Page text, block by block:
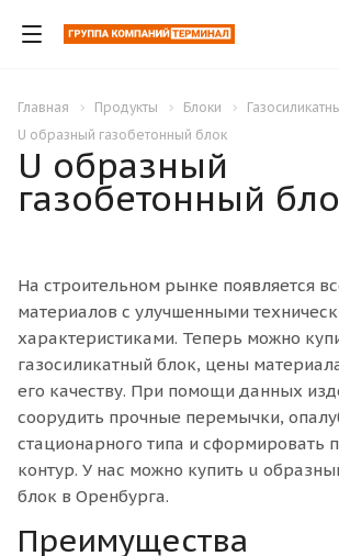
Главная Продукты Блоки
U образный газобетонный блок
U образный
газобетонный
На строительном рынке появляется
материалов с улучшенными
характеристиками. Теперь можно
газосиликатный блок, цены
его качеству. При помощи данных
соорудить прочные перемычки,
стационарного типа и сформировать
контур. У нас можно купить u
блок в Оренбурга.
Преимущества